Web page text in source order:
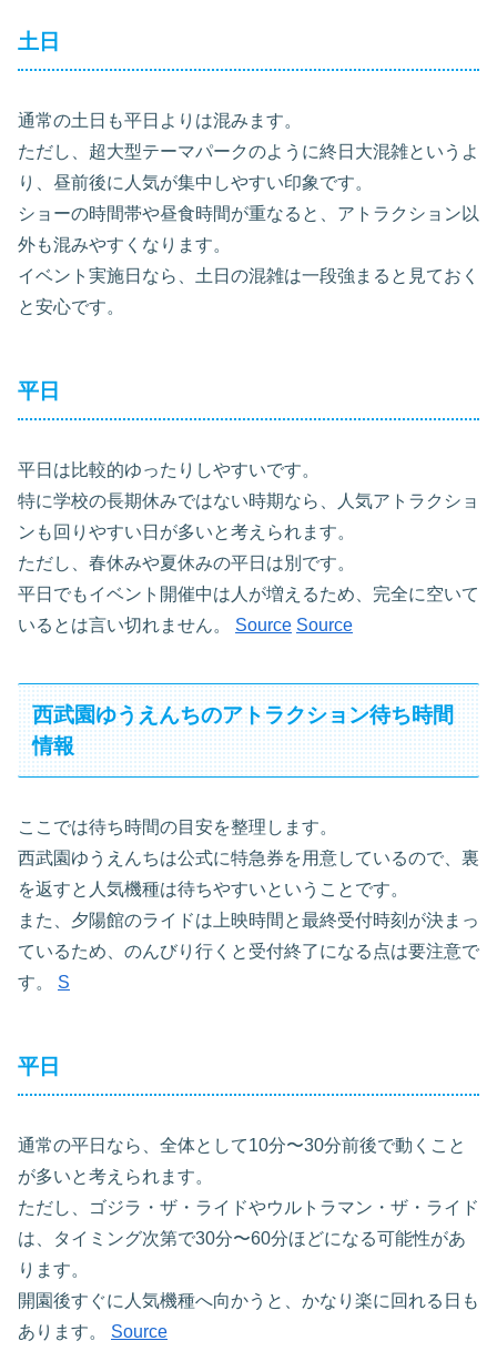
土日
通常の土日も平日よりは混みます。
ただし、超大型テーマパークのように終日大混雑というよ
り、昼前後に人気が集中しやすい印象です。
ショーの時間帯や昼食時間が重なると、アトラクション以
外も混みやすくなります。
イベント実施日なら、土日の混雑は一段強まると見ておく
と安心です。
平日
平日は比較的ゆったりしやすいです。
特に学校の長期休みではない時期なら、人気アトラクショ
ンも回りやすい日が多いと考えられます。
ただし、春休みや夏休みの平日は別です。
平日でもイベント開催中は人が増えるため、完全に空いて
いるとは言い切れません。 Source Source
西武園ゆうえんちのアトラクション待ち時間
情報
ここでは待ち時間の目安を整理します。
西武園ゆうえんちは公式に特急券を用意しているので、裏
を返すと人気機種は待ちやすいということです。
また、夕陽館のライドは上映時間と最終受付時刻が決まっ
ているため、のんびり行くと受付終了になる点は要注意で
す。 S
平日
通常の平日なら、全体として10分〜30分前後で動くこと
が多いと考えられます。
ただし、ゴジラ・ザ・ライドやウルトラマン・ザ・ライド
は、タイミング次第で30分〜60分ほどになる可能性があ
ります。
開園後すぐに人気機種へ向かうと、かなり楽に回れる日も
あります。 Source